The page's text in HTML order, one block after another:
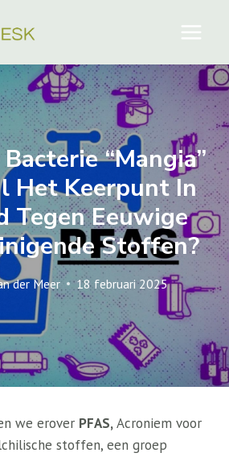
“Mangia”
​​het Keerpunt In
Tegen Eeuwige
Stoffen?
der Meer 18 februari 2025
we erover PFAS,Acroniem voor
stoffen, een groep